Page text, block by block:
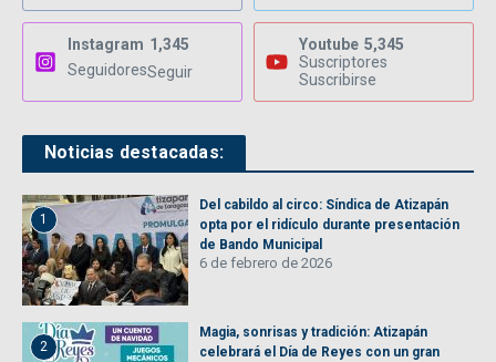
Instagram 1,345
SeguidoresSeguir
Youtube 5,345
Suscriptores
Suscribirse
Noticias destacadas:
1
Del cabildo al circo: Síndica de Atizapán
opta por el ridículo durante presentación
de Bando Municipal
6 de febrero de 2026
2
Magia, sonrisas y tradición: Atizapán
celebrará el Día de Reyes con un gran